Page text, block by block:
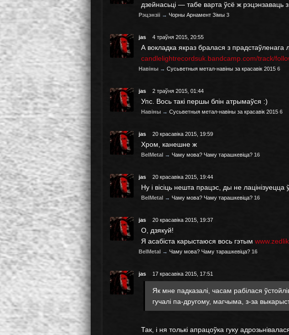
дзейнасьці — табе варта ўсё ж рэцэнзаваць
Рэцэнзіі → Чорны Арнамент Зімы 3
jas 4 траўня 2015, 20:55
А вокладка якраз бралася з прадстаўленага
candlelightrecordsuk.bandcamp.com/track/
Навіны → Сусьветныя метал-навіны за красавік 2015 6
jas 2 траўня 2015, 01:44
Упс. Вось такі першы блін атрымаўся :)
Навіны → Сусьветныя метал-навіны за красавік 2015 6
jas 20 красавіка 2015, 19:59
Хром, канешне ж
BelMetal → Чаму мова? Чаму тарашкевіца? 16
jas 20 красавіка 2015, 19:44
Ну і вісіць нешта працэс, ды не лацінізуецца
BelMetal → Чаму мова? Чаму тарашкевіца? 16
jas 20 красавіка 2015, 19:37
О, дзякуй!
Я асабіста карыстаюся вось гэтым
BelMetal → Чаму мова? Чаму тарашкевіца? 16
jas 17 красавіка 2015, 17:51
Як мне падказалі, часам рабілася
гучалі па-другому, магчыма, з-за
Так, і ня толькі апрацоўка гуку